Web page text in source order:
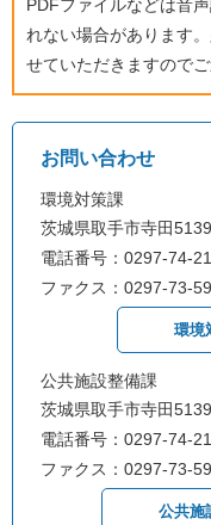
PDFファイルなどは音
れない場合があります
せていただきますのでご
お問い合わせ
環境対策課
茨城県取手市寺田5139
電話番号：0297-74-
ファクス：0297-73-
環境
公共施設整備課
茨城県取手市寺田5139
電話番号：0297-74-
ファクス：0297-73-
公共施